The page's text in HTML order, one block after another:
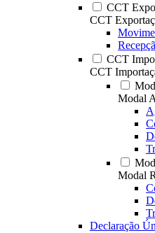
CCT
CCT
CCT
CCT
Modal
Modal
Declaração